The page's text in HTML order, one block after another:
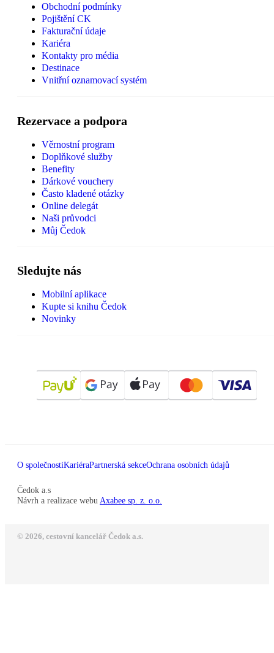
Obchodní podmínky
Pojištění CK
Fakturační údaje
Kariéra
Kontakty pro média
Destinace
Vnitřní oznamovací systém
Rezervace a podpora
Věrnostní program
Doplňkové služby
Benefity
Dárkové vouchery
Často kladené otázky
Online delegát
Naši průvodci
Můj Čedok
Sledujte nás
Mobilní aplikace
Kupte si knihu Čedok
Novinky
O společnostiKariéraPartnerská sekceOchrana osobních údajů
Čedok a.s
Návrh a realizace webu Axabee sp. z. o.o.
© 2026, cestovní kancelář Čedok a.s.